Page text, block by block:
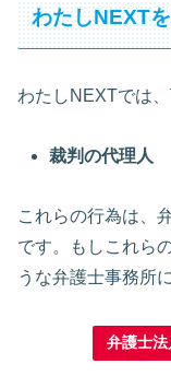
わたしNEXT
わたしNEXTでは
裁判の代理人
これらの行為は、
です。もしこれら
うな弁護士事務所
弁護士